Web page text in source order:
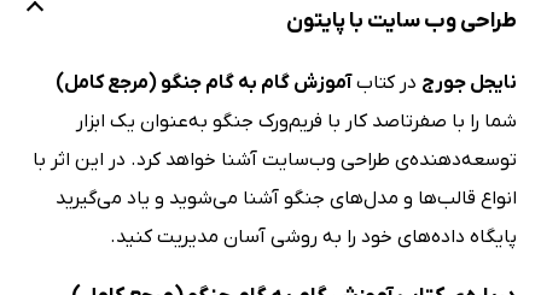
طراحی وب سایت با پایتون
نایجل جورج در کتابآموزش گام به گام جنگو (مرجع کامل)
شما را با صفرتاصد کار با فریم‌ورک جنگو به‌عنوان یک ابزار
توسعه‌دهنده‌ی طراحی وب‌سایت آشنا خواهد کرد. در این اثر با
انواع قالب‌ها و مدل‌های جنگو آشنا می‌شوید و یاد می‌گیرید
پایگاه داده‌های خود را به روشی آسان مدیریت کنید.